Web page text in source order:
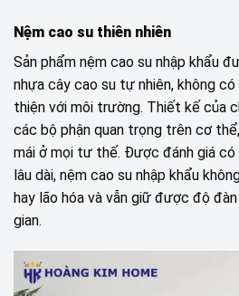
Nệm cao su thiên nhiên
Sản phẩm nệm cao su nhập khẩu
nhựa cây cao su tự nhiên, không
thiện với môi trường. Thiết kế của
các bộ phận quan trọng trên cơ
mái ở mọi tư thế. Được đánh giá
lâu dài, nệm cao su nhập khẩu
hay lão hóa và vẫn giữ được độ
gian.